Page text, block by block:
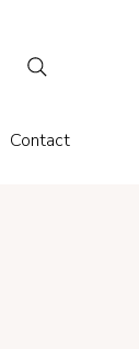
Contact